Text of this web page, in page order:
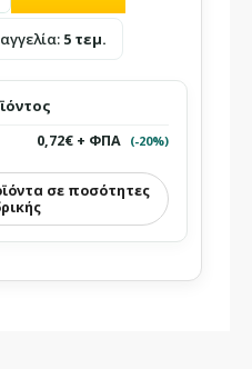
5 τεμ.
0,72€ + ΦΠΑ (-20%)
σε ποσότητες